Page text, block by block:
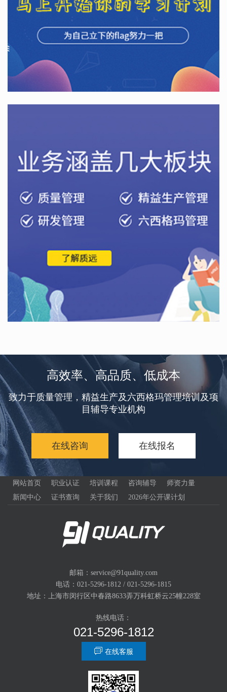
高效率、高品质、低成本
致力于质量管理，精益生产及六西格玛管理培训及项
目辅导专业机构
在线咨询 在线报名
网站首页 职业认证 培训课程 咨询辅导
师资力量
新闻中心
证书查询 关于我们 2026年公开课计划
邮箱：service@91quality.com
电话：021-5296-1812 / 021-5296-1815
地址：上海市闵行区中春路8633弄万科虹桥云25幢228室
热线电话：
021-5296-1812
 在线客服